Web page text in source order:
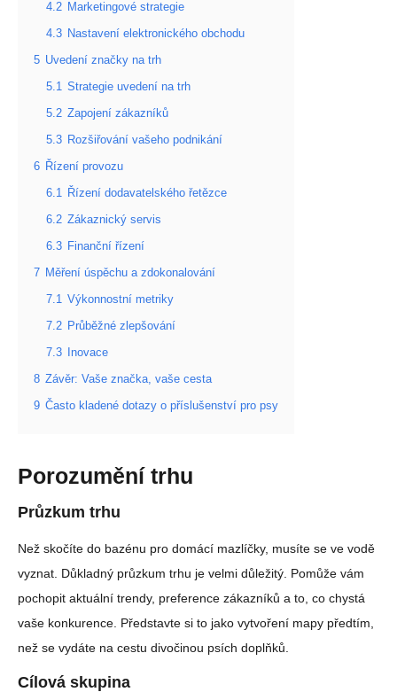
4.2 Marketingové strategie
4.3 Nastavení elektronického obchodu
5 Uvedení značky na trh
5.1 Strategie uvedení na trh
5.2 Zapojení zákazníků
5.3 Rozšiřování vašeho podnikání
6 Řízení provozu
6.1 Řízení dodavatelského řetězce
6.2 Zákaznický servis
6.3 Finanční řízení
7 Měření úspěchu a zdokonalování
7.1 Výkonnostní metriky
7.2 Průběžné zlepšování
7.3 Inovace
8 Závěr: Vaše značka, vaše cesta
9 Často kladené dotazy o příslušenství pro psy
Porozumění trhu
Průzkum trhu
Než skočíte do bazénu pro domácí mazlíčky, musíte se ve vodě
vyznat. Důkladný průzkum trhu je velmi důležitý. Pomůže vám
pochopit aktuální trendy, preference zákazníků a to, co chystá
vaše konkurence. Představte si to jako vytvoření mapy předtím,
než se vydáte na cestu divočinou psích doplňků.
Cílová skupina